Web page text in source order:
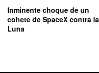
Inminente choque de un
cohete de SpaceX contra la
Luna